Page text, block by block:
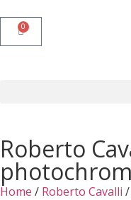
0
Roberto
Home / Roberto Cavalli /